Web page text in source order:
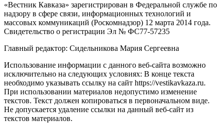
«Вестник Кавказа» зарегистрирован в Федеральной службе по
надзору в сфере связи, информационных технологий и
массовых коммуникаций (Роскомнадзор) 12 марта 2014 года.
Свидетельство о регистрации Эл № ФС77-57235
Главный редактор: Сидельникова Мария Сергеевна
Использование информации с данного веб-сайта возможно
исключительно на следующих условиях: В конце текста
необходимо указывать ссылку на сайт https://vestikavkaza.ru.
При использовании материалов недопустимо изменение
текстов. Текст должен копироваться в первоначальном виде.
Не допускается удаление ссылки на данный веб-сайт из
текстов материалов.